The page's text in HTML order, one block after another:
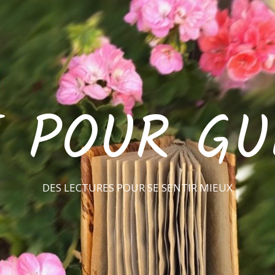
DES LECTURES POUR SE SENTIR MIEUX